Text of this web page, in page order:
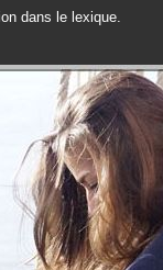
dans le lexique.